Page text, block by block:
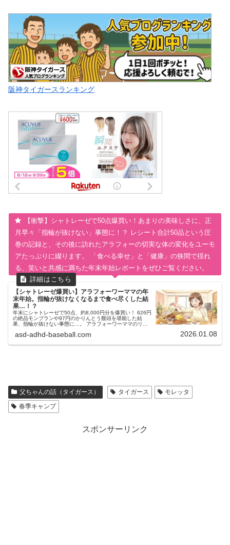
阪神タイガースランキング
【衝撃】シャトレーゼで50点爆買い！あまりの美味しさに、正
月早々「指輪が抜けない」事態に！？ レシート合計50品という圧
巻の記録と、その後に訪れたアラフォーの切実な体の変化をユーモ
アたっぷりに綴ります。 「食べる幸せ」と「健康」の狭間で揺れ
る、笑いと共感に満ちた年末年始レポートをぜひご覧ください。
【シャトレーゼ爆買い】アラフォーワーママの年
末年始。指輪が抜けなくなるまで食べ尽くした結
果…！？
年末にシャトレーゼで50点、約8,000円分を爆買い！ 626円
の絶品モンブランや97円のかりんとう饅頭を堪能した結
果、指輪が抜けない事態に…。 アラフォーワーママのリア
意を綴ります。
asd-adhd-baseball.com 2026.01.08
父ちゃんの話（タイガース） タイガース
モレッタ
春季キャンプ
スポンサーリンク